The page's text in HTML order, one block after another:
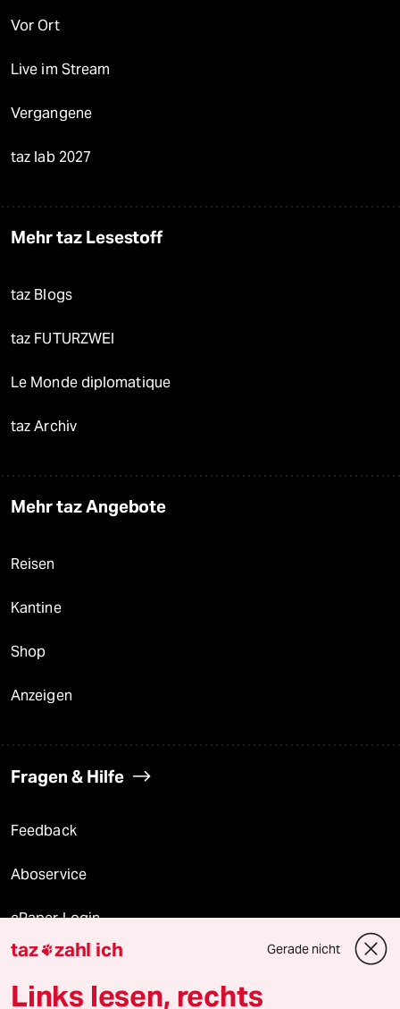
Vor Ort
Live im Stream
Vergangene
taz lab 2027
Mehr taz Lesestoff
taz Blogs
taz FUTURZWEI
Le Monde diplomatique
taz Archiv
Mehr taz Angebote
Reisen
Kantine
Shop
Anzeigen
Fragen & Hilfe
Feedback
Aboservice
ePaper Login
Downloads für Abonnierende
taz zahl ich Gerade nicht
Links lesen, rechts